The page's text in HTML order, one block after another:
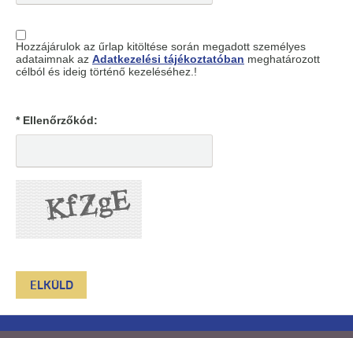
Hozzájárulok az űrlap kitöltése során megadott személyes
adataimnak az Adatkezelési tájékoztatóban meghatározott
célból és ideig történő kezeléséhez.!
* Ellenőrzőkód: